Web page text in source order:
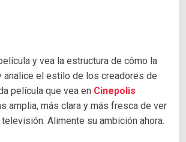
y vea la estructura de cómo la
analice el estilo de los creadores de
película que vea en Cinepolis
amplia, más clara y más fresca de ver
Alimente su ambición ahora.